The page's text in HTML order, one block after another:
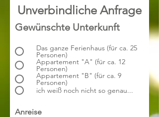
Unverbindliche Anfrage
Gewünschte Unterkunft
Das ganze Ferienhaus (für ca. 25
Personen)
Appartement "A" (für ca. 12
Personen)
Appartement "B" (für ca. 9
Personen)
ich weiß noch nicht so genau...
Anreise